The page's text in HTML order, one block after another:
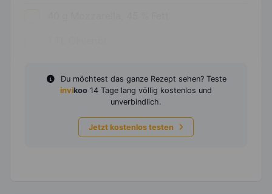
Du möchtest das ganze Rezept sehen? Teste
invikoo 14 Tage lang völlig kostenlos und
unverbindlich.
Jetzt kostenlos testen